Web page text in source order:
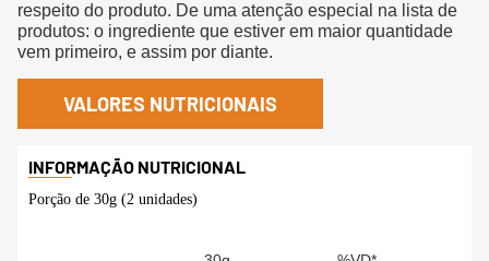
respeito do produto. De uma atenção especial na lista de
produtos: o ingrediente que estiver em maior quantidade
vem primeiro, e assim por diante.
VALORES NUTRICIONAIS
Porção de 30g (2 unidades)